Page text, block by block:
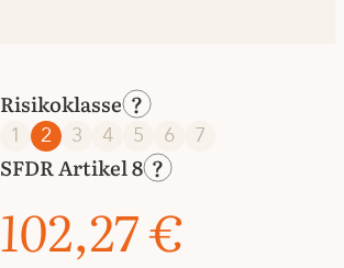
Risikoklasse
1 2 3 4 5 6 7
SFDR Artikel 8
102,27 €